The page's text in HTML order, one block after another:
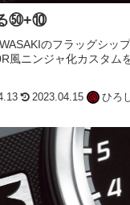
㊿+⑩
のフラッグシップ
風ニンジャ化カスタム
2023.04.15 ひろ